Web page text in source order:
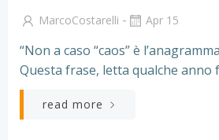
MarcoCostarelli - Apr 15
“Non a caso “caos” è
Questa frase, letta qualche
read more